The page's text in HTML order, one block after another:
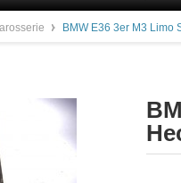
BMW E36 3er M3 Limo